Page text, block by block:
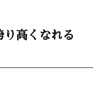
高くなれる